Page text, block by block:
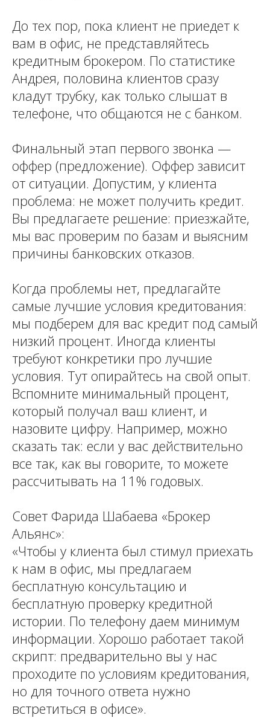
До тех пор, пока клиент не приедет к
вам в офис, не представляйтесь
кредитным брокером. По статистике
Андрея, половина клиентов сразу
кладут трубку, как только слышат в
телефоне, что общаются не с банком.
Финальный этап первого звонка —
оффер (предложение). Оффер зависит
от ситуации. Допустим, у клиента
проблема: не может получить кредит.
Вы предлагаете решение: приезжайте,
мы вас проверим по базам и выясним
причины банковских отказов.
Когда проблемы нет, предлагайте
самые лучшие условия кредитования:
мы подберем для вас кредит под самый
низкий процент. Иногда клиенты
требуют конкретики про лучшие
условия. Тут опирайтесь на свой опыт.
Вспомните минимальный процент,
который получал ваш клиент, и
назовите цифру. Например, можно
сказать так: если у вас действительно
все так, как вы говорите, то можете
рассчитывать на 11% годовых.
Совет Фарида Шабаева «Брокер
Альянс»:
«Чтобы у клиента был стимул приехать
к нам в офис, мы предлагаем
бесплатную консультацию и
бесплатную проверку кредитной
истории. По телефону даем минимум
информации. Хорошо работает такой
скрипт: предварительно вы у нас
проходите по условиям кредитования,
но для точного ответа нужно
встретиться в офисе».